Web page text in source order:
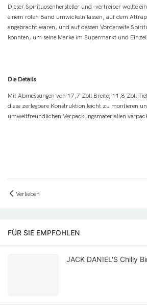
Dieser Spirituosenhersteller und -vertreiber wollte
einem roten Band umwickeln lassen, auf dem
angebracht waren, und auf dessen Vorderseite
konnten, um seine Marke im Supermarkt und
Die Details
Mit Abmessungen von 17,7 Zoll Breite, 11,8 Zoll
diese zerlegbare Konstruktion leicht zu montieren
umweltfreundlichen Verpackungsmaterialien
Verlieben
FÜR SIE EMPFOHLEN
JACK DANIEL'S Chilly